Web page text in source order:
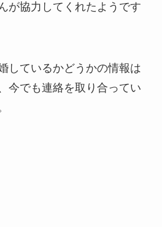
が協力してくれたようです
しているかどうかの情報は
今でも連絡を取り合ってい